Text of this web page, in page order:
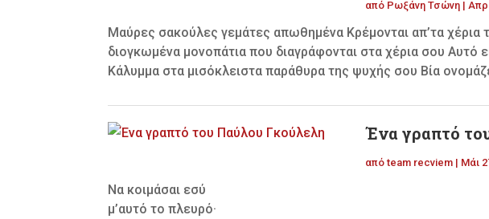
από Ρωξάνη Τσώνη | Απρ
Μαύρες σακούλες γεμάτες απωθημένα Κρέμονται απ’τα χέρια
διογκωμένα μονοπάτια που διαγράφονται στα χέρια σου Αυτό
Κάλυμμα στα μισόκλειστα παράθυρα της ψυχής σου Βία
Ένα γραπτό
απόteam recviem | Μάι
Να κοιμάσαι εσύ
μ’αυτό το πλευρό·